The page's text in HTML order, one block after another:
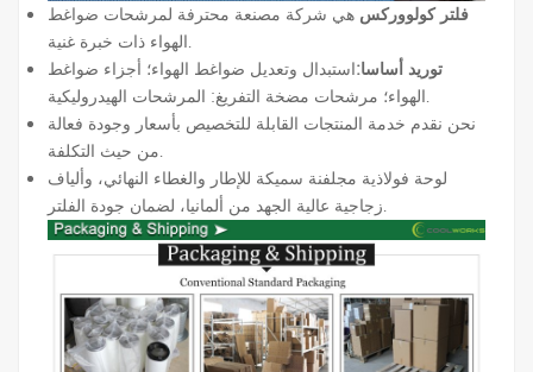
فلتر كولووركس هي شركة مصنعة محترفة لمرشحات ضواغط
الهواء ذات خبرة غنية.
توريد أساسا:استبدال وتعديل ضواغط الهواء؛ أجزاء ضواغط
الهواء؛ مرشحات مضخة التفريغ: المرشحات الهيدروليكية.
نحن نقدم خدمة المنتجات القابلة للتخصيص بأسعار وجودة فعالة
من حيث التكلفة.
لوحة فولاذية مجلفنة سميكة للإطار والغطاء النهائي، وألياف
زجاجية عالية الجهد من ألمانيا، لضمان جودة الفلتر.